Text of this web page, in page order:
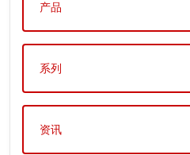
产品
系列
资讯